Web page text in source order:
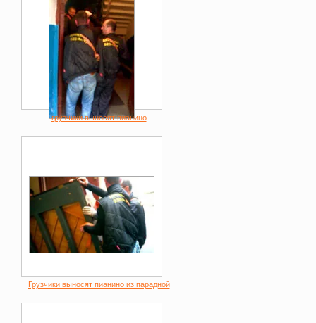
грузчики выносят пианино
Грузчики выносят пианино из парадной